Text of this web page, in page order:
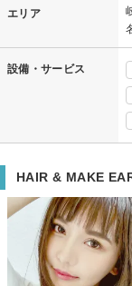
エリア
設備・サービス
HAIR & MAKE